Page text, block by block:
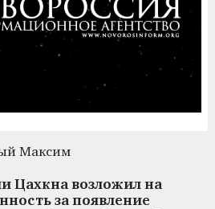
Максим
Цахкна возложил на
за появление